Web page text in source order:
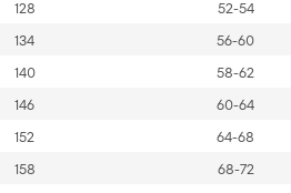
128 52-54
134 56-60
140 58-62
146 60-64
152 64-68
158 68-72